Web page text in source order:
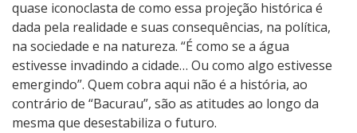
quase iconoclasta de como essa projeção histórica é
dada pela realidade e suas consequências, na política,
na sociedade e na natureza. “É como se a água
estivesse invadindo a cidade… Ou como algo estivesse
emergindo”. Quem cobra aqui não é a história, ao
contrário de “Bacurau”, são as atitudes ao longo da
mesma que desestabiliza o futuro.